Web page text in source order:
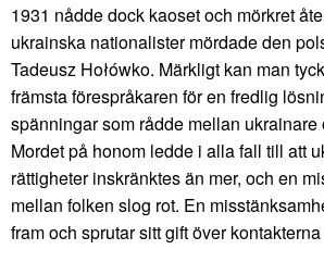
1931 nådde dock kaoset och mörkret
ukrainska nationalister mördade den
Tadeusz Hołówko. Märkligt kan man
främsta förespråkaren för en fredlig
spänningar som rådde mellan ukrainare
Mordet på honom ledde i alla fall till att
rättigheter inskränktes än mer, och en
mellan folken slog rot. En
fram och sprutar sitt gift över